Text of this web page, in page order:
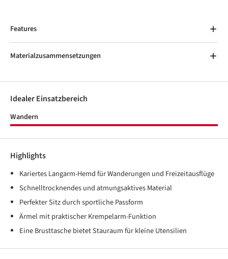
Features
Materialzusammensetzungen
Idealer Einsatzbereich
Wandern
Highlights
Kariertes Langarm-Hemd für Wanderungen und Freizeitausflüge
Schnelltrocknendes und atmungsaktives Material
Perfekter Sitz durch sportliche Passform
Ärmel mit praktischer Krempelarm-Funktion
Eine Brusttasche bietet Stauraum für kleine Utensilien